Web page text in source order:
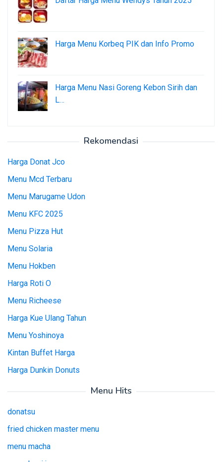
Harga Menu Korbeq PIK dan Info Promo
Harga Menu Nasi Goreng Kebon Sirih dan
L…
Rekomendasi
Harga Donat Jco
Menu Mcd Terbaru
Menu Marugame Udon
Menu KFC 2025
Menu Pizza Hut
Menu Solaria
Menu Hokben
Harga Roti O
Menu Richeese
Harga Kue Ulang Tahun
Menu Yoshinoya
Kintan Buffet Harga
Harga Dunkin Donuts
Menu Hits
donatsu
fried chicken master menu
menu macha